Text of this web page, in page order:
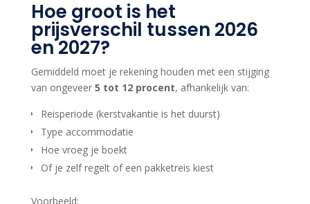
Hoe groot is het
prijsverschil tussen 2026
en 2027?
Gemiddeld moet je rekening houden met een stijging
van ongeveer 5 tot 12 procent, afhankelijk van:
Reisperiode (kerstvakantie is het duurst)
Type accommodatie
Hoe vroeg je boekt
Of je zelf regelt of een pakketreis kiest
Voorbeeld: